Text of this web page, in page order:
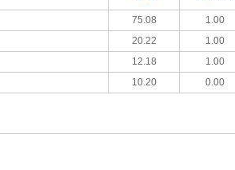
75.08 1.00
20.22 1.00
12.18 1.00
10.20 0.00